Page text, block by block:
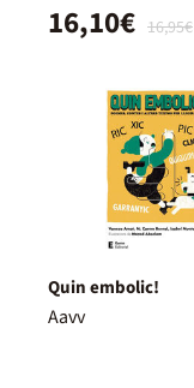
16,95€
16,10€
Quin embolic!
Aavv